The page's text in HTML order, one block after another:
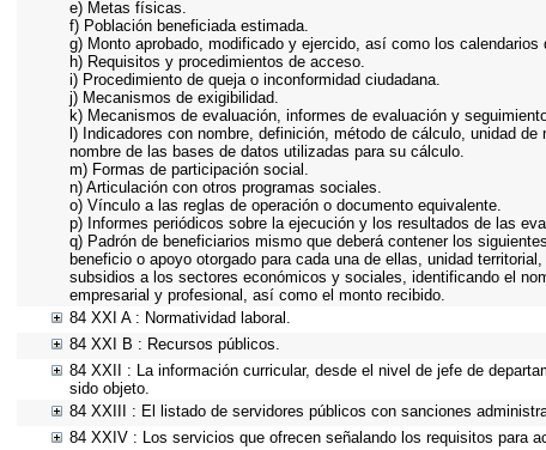
e) Metas físicas.
f) Población beneficiada estimada.
g) Monto aprobado, modificado y ejercido, así como los calendarios
h) Requisitos y procedimientos de acceso.
i) Procedimiento de queja o inconformidad ciudadana.
j) Mecanismos de exigibilidad.
k) Mecanismos de evaluación, informes de evaluación y
l) Indicadores con nombre, definición, método de cálculo, unidad
nombre de las bases de datos utilizadas para su cálculo.
m) Formas de participación social.
n) Articulación con otros programas sociales.
o) Vínculo a las reglas de operación o documento equivalente.
p) Informes periódicos sobre la ejecución y los resultados de las
q) Padrón de beneficiarios mismo que deberá contener los
beneficio o apoyo otorgado para cada una de ellas, unidad
subsidios a los sectores económicos y sociales, identificando el
empresarial y profesional, así como el monto recibido.
84 XXI A : Normatividad laboral.
84 XXI B : Recursos públicos.
84 XXII : La información curricular, desde el nivel de jefe de
sido objeto.
84 XXIII : El listado de servidores públicos con sanciones
84 XXIV : Los servicios que ofrecen señalando los requisitos para